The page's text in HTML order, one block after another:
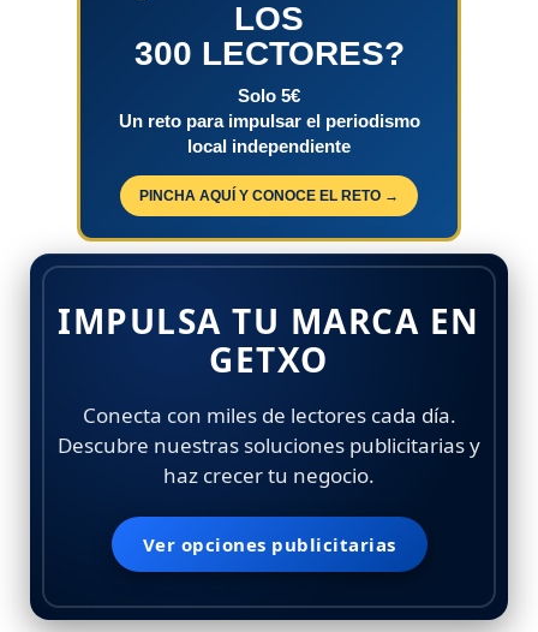
LOS
300 LECTORES?
Solo 5€
Un reto para impulsar el periodismo
local independiente
PINCHA AQUÍ Y CONOCE EL RETO →
IMPULSA TU MARCA EN
GETXO
Conecta con miles de lectores cada día.
Descubre nuestras soluciones publicitarias y
haz crecer tu negocio.
Ver opciones publicitarias